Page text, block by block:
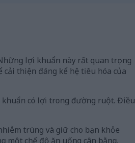
lợi khuẩn này rất quan trọng
thiện đáng kể hệ tiêu hóa của
khuẩn có lợi trong đường ruột. Điều
trùng và giữ cho bạn khỏe
một chế độ ăn uống cân bằng.